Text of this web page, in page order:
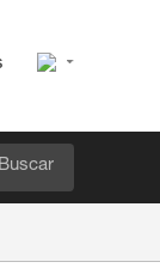
Buscar